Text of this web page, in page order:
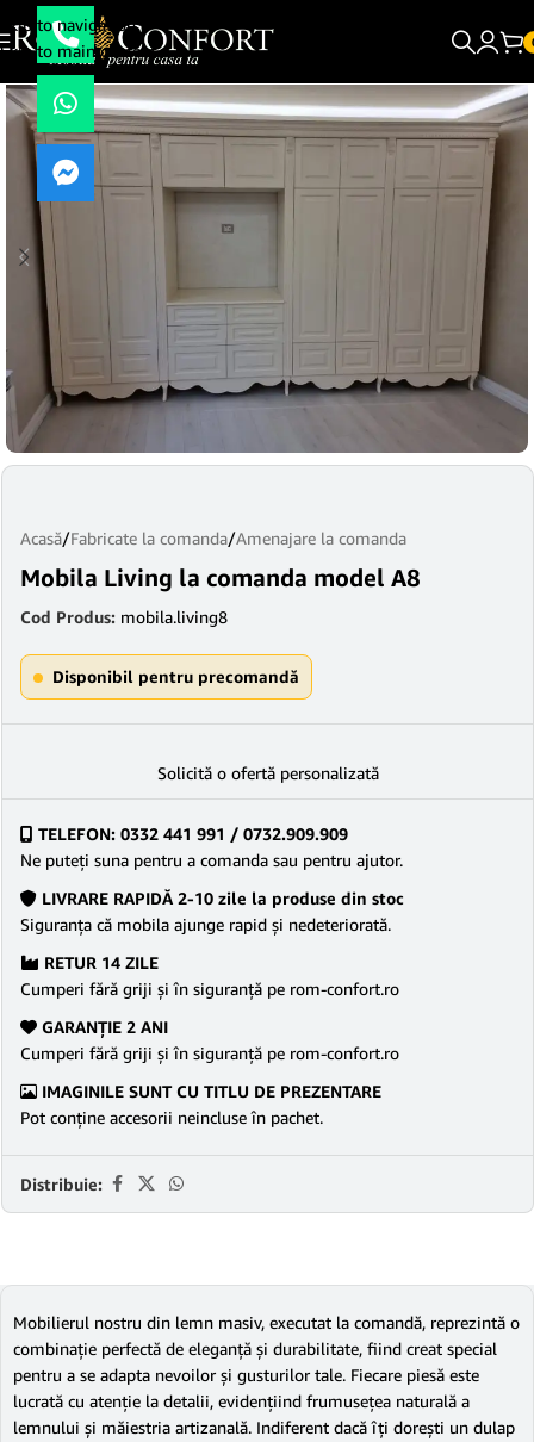
Skip to navigation
Skip to main content
Acasă/Fabricate la comanda/Amenajare la comanda
Mobila Living la comanda model A8
Cod Produs: mobila.living8
Disponibil pentru precomandă
Solicită o ofertă personalizată
TELEFON: 0332 441 991 / 0732.909.909
Ne puteţi suna pentru a comanda sau pentru ajutor.
LIVRARE RAPIDĂ 2-10 zile la produse din stoc
Siguranţa că mobila ajunge rapid şi nedeteriorată.
RETUR 14 ZILE
Cumperi fără griji şi în siguranţă pe rom-confort.ro
GARANŢIE 2 ANI
Cumperi fără griji şi în siguranţă pe rom-confort.ro
IMAGINILE SUNT CU TITLU DE PREZENTARE
Pot conține accesorii neincluse în pachet.
Distribuie:
Mobilierul nostru din lemn masiv, executat la comandă, reprezintă o
combinație perfectă de eleganță și durabilitate, fiind creat special
pentru a se adapta nevoilor și gusturilor tale. Fiecare piesă este
lucrată cu atenție la detalii, evidențiind frumusețea naturală a
lemnului și măiestria artizanală. Indiferent dacă îți dorești un dulap